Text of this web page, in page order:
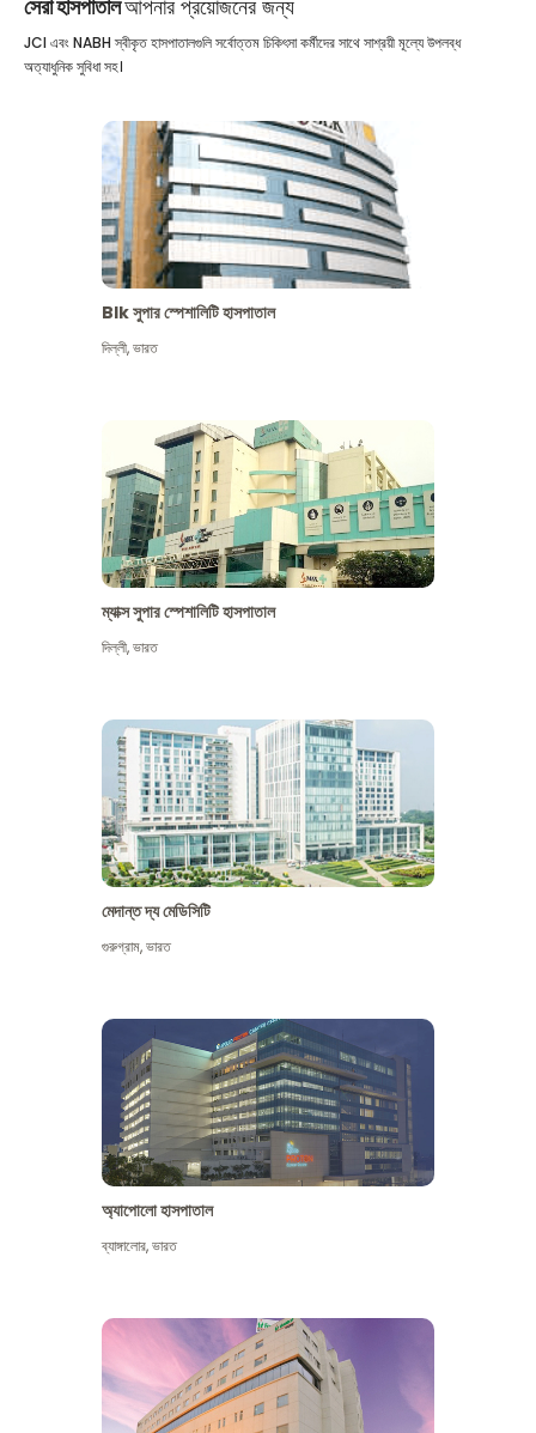
সেরা হাসপাতালআপনার প্রয়োজনের জন্য
JCI এবং NABH স্বীকৃত হাসপাতালগুলি সর্বোত্তম চিকিৎসা কর্মীদের সাথে সাশ্রয়ী মূল্যে উপলব্ধ
অত্যাধুনিক সুবিধা সহ।
Blk সুপার স্পেশালিটি হাসপাতাল
দিল্লী,ভারত
ম্যাক্স সুপার স্পেশালিটি হাসপাতাল
দিল্লী,ভারত
মেদান্ত দ্য মেডিসিটি
গুরুগ্রাম,ভারত
অ্যাপোলো হাসপাতাল
ব্যাঙ্গালোর,ভারত